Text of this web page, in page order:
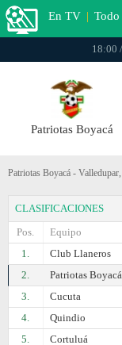
En TV | Todo
18:00
Patriotas Boyacá
Patriotas Boyacá -
CLASIFICACIONES
Pos.
Equipo
1.
Club Llaneros
2.
Patriotas Boyacá
3.
Cucuta
4.
Quindio
5.
Cortuluá